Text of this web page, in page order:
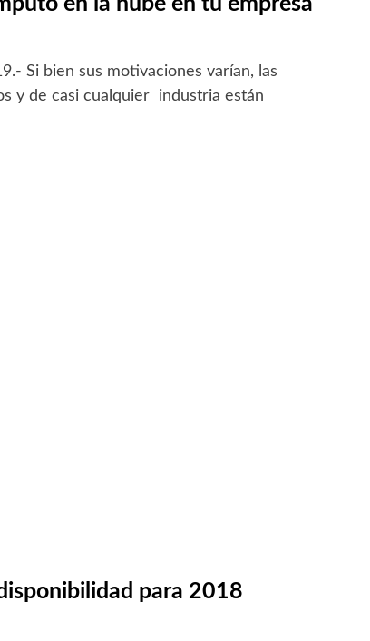
Si bien sus motivaciones varían, las
y de casi cualquier industria están
para 2018